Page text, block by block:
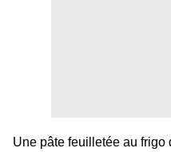
Une pâte feuilletée au frigo